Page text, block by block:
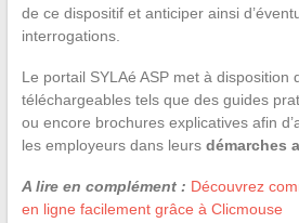
de ce dispositif et anticiper ainsi
interrogations.
Le portail SYLAé ASP met à disposition
téléchargeables tels que des guides
ou encore brochures explicatives afin
les employeurs dans leurs démarches
A lire en complément : Découvrez
en ligne facilement grâce à Clicmouse